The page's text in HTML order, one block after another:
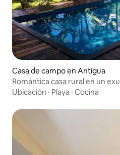
Casa de campo en Antigua
Romántica casa rural en un
Ubicación · Playa · Cocina